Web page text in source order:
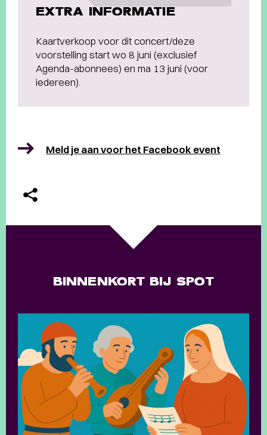
EXTRA INFORMATIE
Kaartverkoop voor dit concert/deze
voorstelling start wo 8 juni (exclusief
Agenda-abonnees) en ma 13 juni (voor
iedereen).
Meld je aan voor het Facebook event
BINNENKORT BIJ SPOT